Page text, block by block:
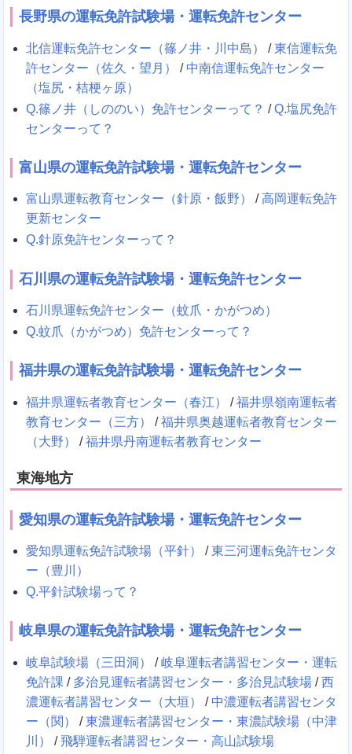
長野県の運転免許試験場・運転免許センター
北信運転免許センター（篠ノ井・川中島） /東信運転免
許センター（佐久・望月）
/ 中南信運転免許センター
（塩尻・桔梗ヶ原）
Q.篠ノ井（しののい）免許センターって？ /Q.塩尻免許
センターって？
富山県の運転免許試験場・運転免許センター
富山県運転教育センター（針原・飯野） /高岡運転免許
更新センター
Q.針原免許センターって？
石川県の運転免許試験場・運転免許センター
石川県運転免許センター（蚊爪・かがつめ）
Q.蚊爪（かがつめ）免許センターって？
福井県の運転免許試験場・運転免許センター
福井県運転者教育センター（春江） /福井県嶺南運転者
教育センター（三方）
/福井県奥越運転者教育センター
（大野）
/福井県丹南運転者教育センター
東海地方
愛知県の運転免許試験場・運転免許センター
愛知県運転免許試験場（平針） /東三河運転免許センタ
ー（豊川）
Q.平針試験場って？
岐阜県の運転免許試験場・運転免許センター
岐阜試験場（三田洞） /岐阜運転者講習センター・運転
免許課 / 多治見運転者講習センター・多治見試験場 /西
濃運転者講習センター（大垣）
/ 中濃運転者講習センタ
ー（関）
/東濃運転者講習センター・東濃試験場（中津
川）
/飛騨運転者講習センター・高山試験場